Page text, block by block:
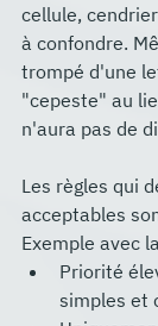
cellule,
à confondre.
trompé d'une
"cepeste" au
n'aura pas de
Les règles qui
acceptables
Exemple avec
Priorité
simples et